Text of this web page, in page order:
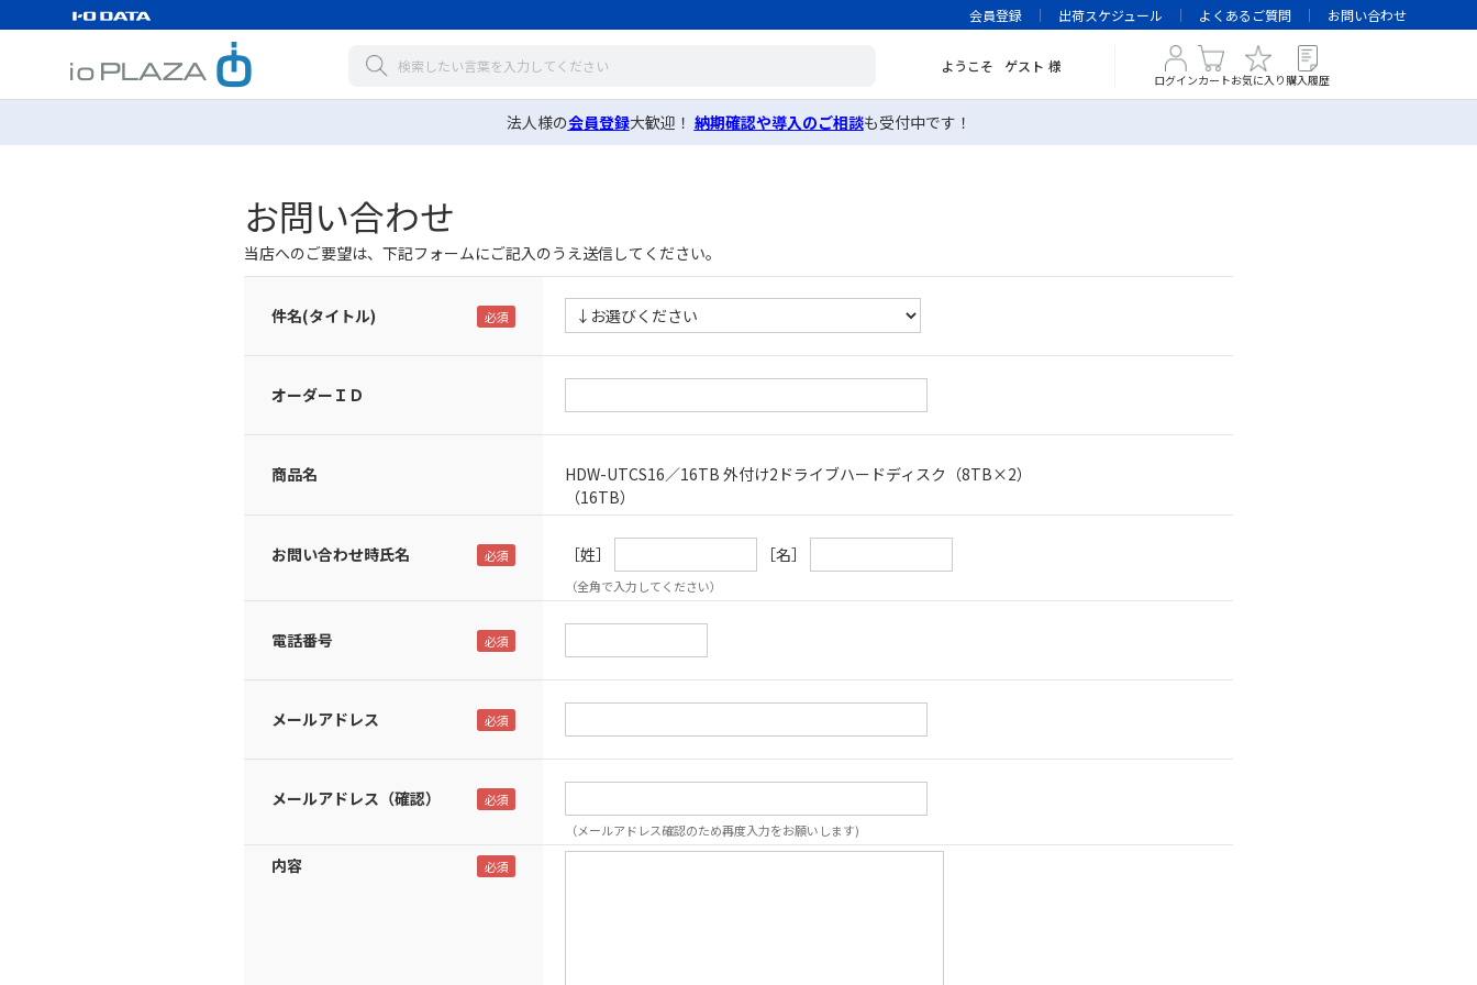
会員登録 出荷スケジュール よくあるご質問 お問い合わせ
ようこそ ゲスト 様
ログインカートお気に入り 購入履歴
法人様の会員登録大歓迎！ 納期確認や導入のご相談も受付中です！
お問い合わせ
当店へのご要望は、下記フォームにご記入のうえ送信してください。
件名(タイトル)
オーダーＩＤ
商品名
HDW-UTCS16／16TB 外付け2ドライブハードディスク（8TB×2）
（16TB）
お問い合わせ時氏名 ［姓］ ［名］
（全角で入力してください）
電話番号
メールアドレス
メールアドレス（確認）
（メールアドレス確認のため再度入力をお願いします)
内容